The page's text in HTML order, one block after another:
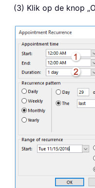
(3) Klik op de knop